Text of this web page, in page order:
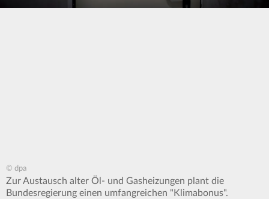
© dpa
Zur Austausch alter Öl- und Gasheizungen plant die
Bundesregierung einen umfangreichen "Klimabonus".